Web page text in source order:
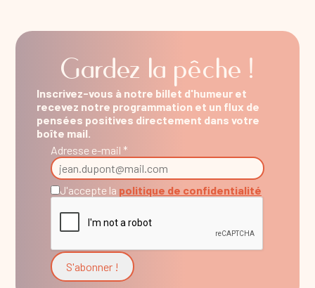
Gardez la pêche !
Inscrivez-vous à notre billet d'humeur et
recevez notre programmation et un flux de
pensées positives directement dans votre
boîte mail.
Adresse e-mail *
J'accepte la politique de confidentialité